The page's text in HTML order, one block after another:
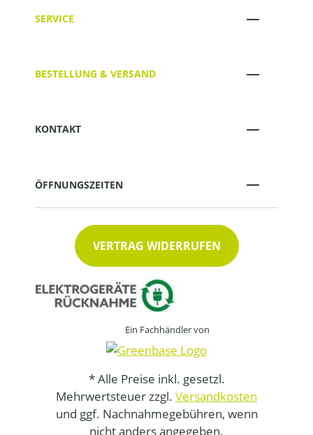
SERVICE
BESTELLUNG & VERSAND
KONTAKT
ÖFFNUNGSZEITEN
VERTRAG WIDERRUFEN
Ein Fachhändler von
* Alle Preise inkl. gesetzl.
Mehrwertsteuer zzgl. Versandkosten
und ggf. Nachnahmegebühren, wenn
nicht anders angegeben.